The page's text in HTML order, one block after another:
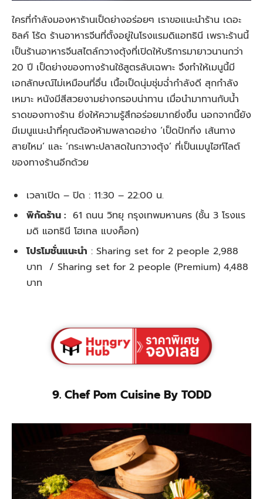
ใครที่กำลังมองหาร้านเป็ดย่างอร่อยๆ เราขอแนะนำร้าน เดอะ
ซิลค์ โร้ด ร้านอาหารจีนที่ตั้งอยู่ในโรงแรมดิแอทธินี เพราะร้านนี้
เป็นร้านอาหารจีนสไตล์กวางตุ้งที่เปิดให้บริการมายาวนานกว่า
20 ปี เป็ดย่างของทางร้านใช้สูตรลับเฉพาะ จึงทำให้เมนูนี้มี
เอกลักษณ์ไม่เหมือนที่อื่น เนื้อเป็ดนุ่มชุ่มฉ่ำกำลังดี สุกกำลัง
เหมาะ หนังมีสีสวยงามย่างกรอบน่าทาน เมื่อนำมาทานกับน้ำ
ราดของทางร้าน ยิ่งให้ความรู้สึกอร่อยมากยิ่งขึ้น นอกจากนี้ยัง
มีเมนูแนะนำที่คุณต้องห้ามพลาดอย่าง ‘เป็ดปักกิ่ง เส้นทาง
สายไหม’ และ ‘กระเพาะปลาสดในกวางตุ้ง’ ที่เป็นเมนูไฮท์ไลต์
ของทางร้านอีกด้วย
เวลาเปิด – ปิด : 11:30 – 22:00 น.
พิกัดร้าน : 61 ถนน วิทยุ กรุงเทพมหานคร (ชั้น 3 โรงแร
มดิ แอทธินี โฮเทล แบงค็อก)
โปรโมชั่นแนะนำ : Sharing set for 2 people 2,988
บาท / Sharing set for 2 people (Premium) 4,488
บาท
9. Chef Pom Cuisine By TODD